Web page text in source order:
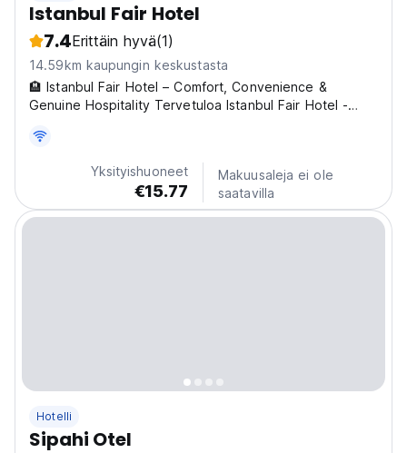
Istanbul Fair Hotel
7.4Erittäin hyvä(1)
14.59km kaupungin keskustasta
🏨 Istanbul Fair Hotel – Comfort, Convenience &
Genuine Hospitality Tervetuloa Istanbul Fair Hotel -
jossa liike ja vapaa-aika kohtaavat, ja mukavuus
yhdistyy erinomaisiin kulkuyhteyksiin. Olitpa
kaupungissa...Yksityishuoneet
€15.77
Makuusaleja ei ole
saatavilla
Hotelli
Sipahi Otel